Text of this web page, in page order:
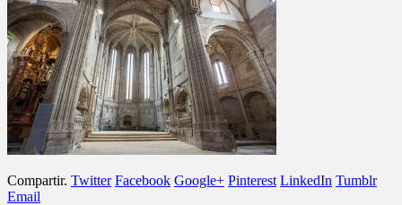
Compartir. Twitter Facebook Google+ Pinterest LinkedIn Tumblr
Email